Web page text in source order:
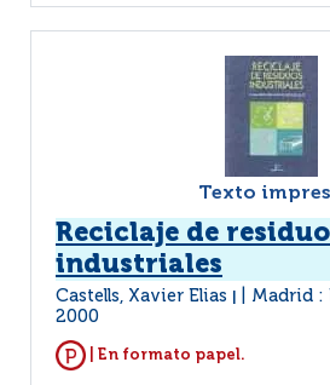
Texto
Reciclaje de
industriales
Castells, Xavier Elias Madrid :
2000
| En formato papel.